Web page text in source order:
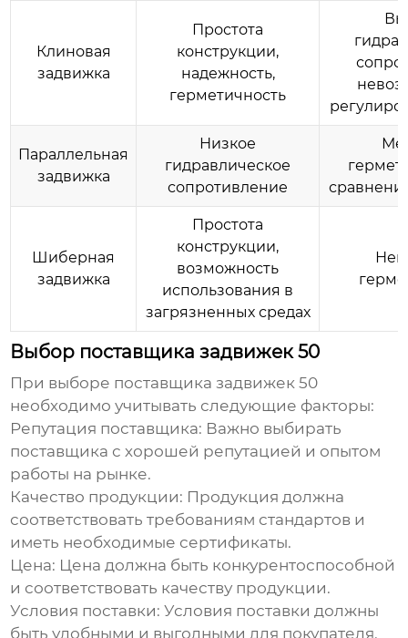
Клиновая
задвижка
Простота
конструкции,
надежность,
герметичность
Параллельная
задвижка
Низкое
гидравлическое
сопротивление
Шиберная
задвижка
Простота
конструкции,
возможность
использования в
загрязненных средах
Выбор поставщика задвижек 50
При выборе поставщиказадвижек 50
необходимо учитывать следующие факторы:
Репутация поставщика: Важно выбирать
поставщика с хорошей репутацией и опытом
работы на рынке.
Качество продукции: Продукция должна
соответствовать требованиям стандартов и
иметь необходимые сертификаты.
Цена: Цена должна быть конкурентоспособной
и соответствовать качеству продукции.
Условия поставки: Условия поставки должны
быть удобными и выгодными для покупателя.